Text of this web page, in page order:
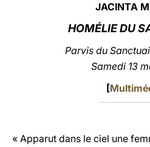
JACINTA
HOMÉLIE DU
Parvis du
Samedi 13
[
« Apparut dans le ciel une